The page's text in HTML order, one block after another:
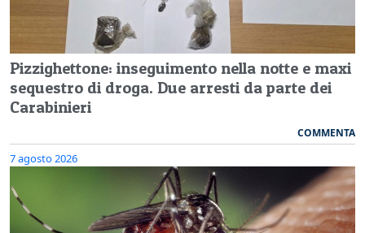
Pizzighettone: inseguimento nella notte e maxi
sequestro di droga. Due arresti da parte dei
Carabinieri
COMMENTA
7 agosto 2026